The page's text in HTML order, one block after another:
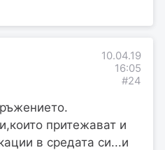
10.04.19
16:05
#24
притежават и
в средата си...и